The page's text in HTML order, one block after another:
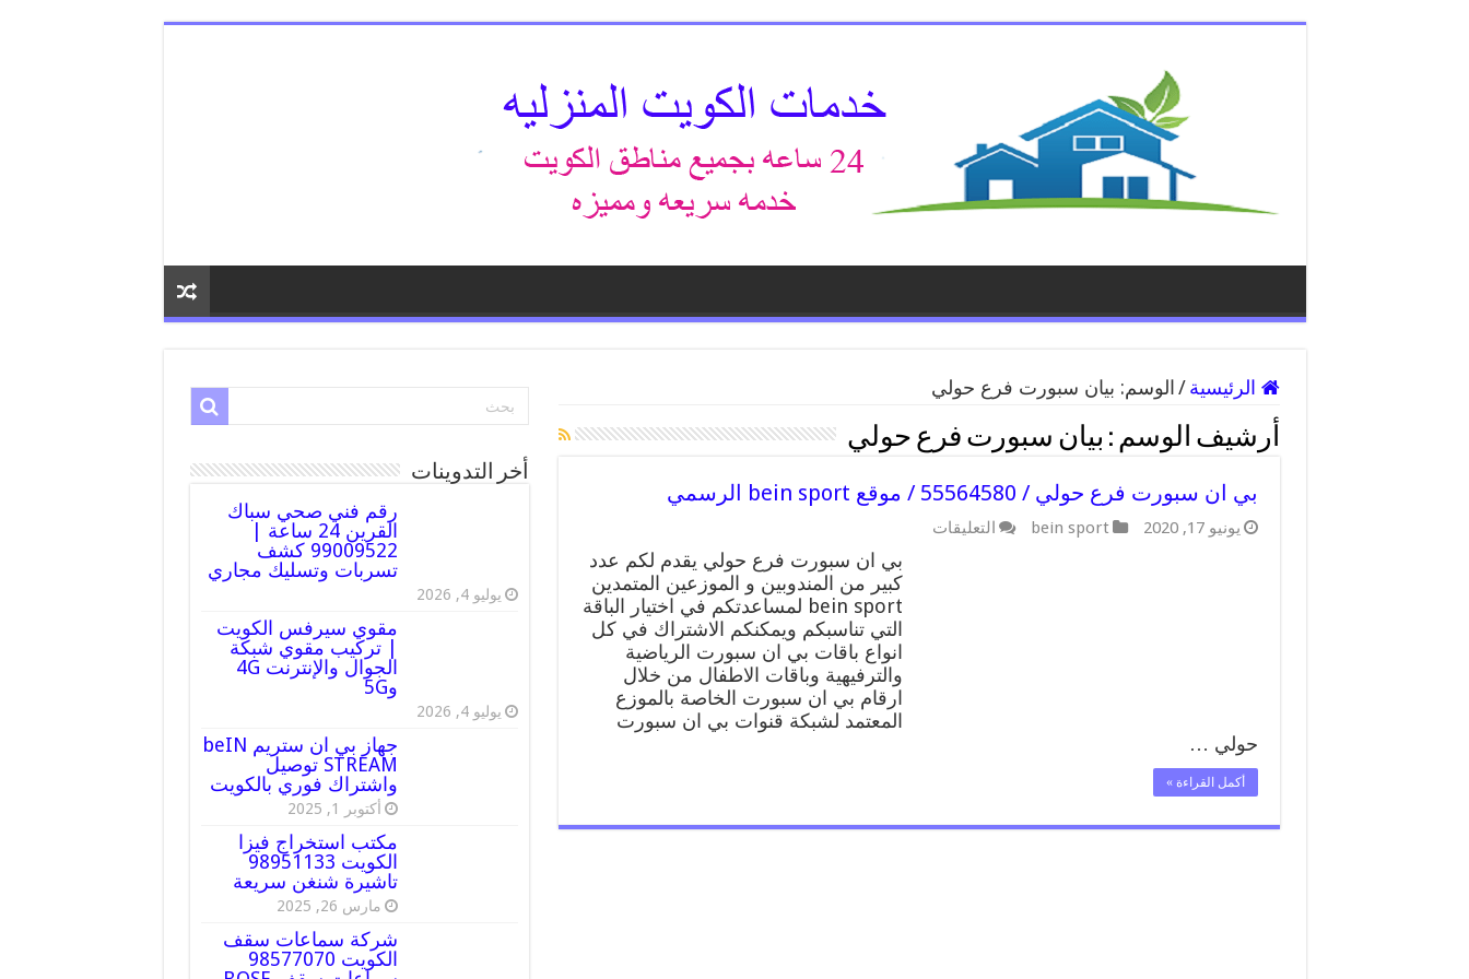
الرئيسية / الوسم: بيان سبورت فرع حولي
أرشيف الوسم : بيان سبورت فرع حولي
بي ان سبورت فرع حولي / 55564580 / موقع bein sport الرسمي
يونيو 17, 2020 bein sport التعليقات
سبورت
حولي
55564580
موقع
bein
بي ان سبورت فرع حولي يقدم لكم عدد
كبير من المندوبين و الموزعين المتمدين
bein sport لمساعدتكم في اختيار الباقة
التي تناسبكم ويمكنكم الاشتراك في كل
انواع باقات بي ان سبورت الرياضية
والترفيهية وباقات الاطفال من خلال
ارقام بي ان سبورت الخاصة بالموزع
المعتمد لشبكة قنوات بي ان سبورت
حولي …
أكمل القراءة »
أخر التدوينات
رقم فني صحي سباك
القرين 24 ساعة |
99009522 كشف
تسربات وتسليك مجاري
يوليو 4, 2026
مقوي سيرفس الكويت
| تركيب مقوي شبكة
الجوال والإنترنت 4G
و5G
يوليو 4, 2026
جهاز بي ان ستريم beIN
STREAM توصيل
واشتراك فوري بالكويت
أكتوبر 1, 2025
مكتب استخراج فيزا
الكويت 98951133
تاشيرة شنغن سريعة
مارس 26, 2025
شركة سماعات سقف
الكويت 98577070